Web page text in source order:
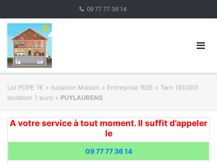
content
09 77 77 36 14
Loi POPE 1€ » Isolation Maison » Entreprise RGE » Tarn (81000)
Isolation 1 euro » PUYLAURENS
A votre service à tout moment. Il suffit d’appeler
le
09 77 77 36 14